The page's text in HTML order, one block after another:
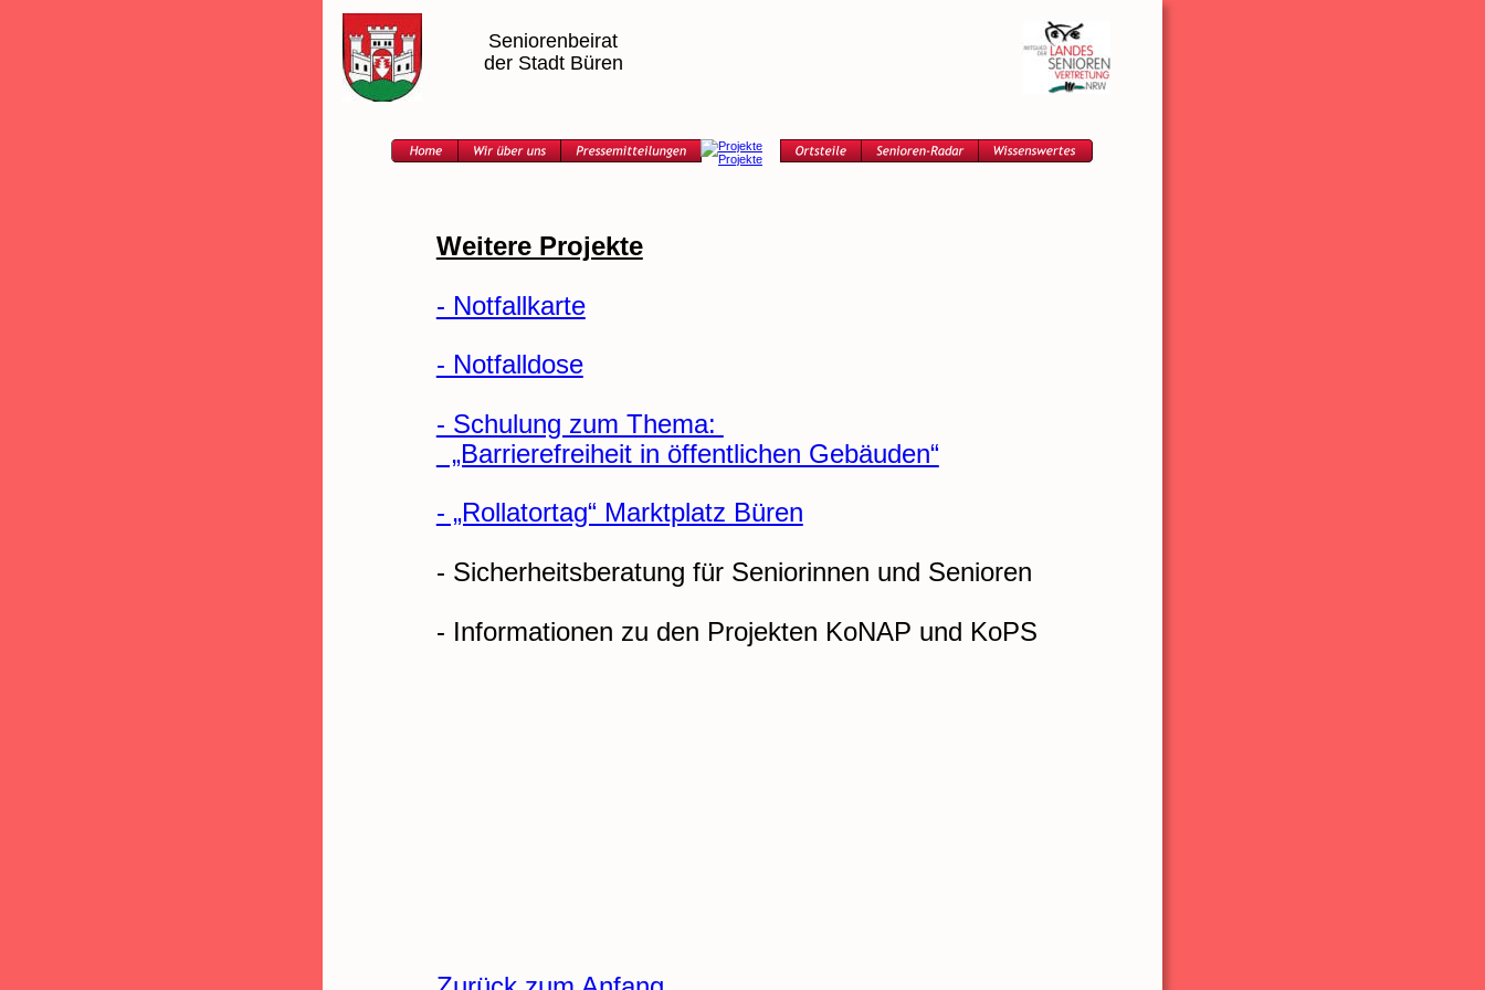
Seniorenbeirat
der Stadt Büren
Weitere Projekte
- Notfallkarte
- Notfalldose
- Schulung zum Thema:
  „Barrierefreiheit in öffentlichen Gebäuden“
- „Rollatortag“ Marktplatz Büren
- Sicherheitsberatung für Seniorinnen und Senioren
- Informationen zu den Projekten KoNAP und KoPS